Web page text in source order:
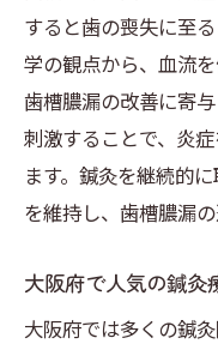
すると歯の喪失に至
学の観点から、血流
歯槽膿漏の改善に寄
刺激することで、炎
ます。鍼灸を継続的
を維持し、歯槽膿漏
大阪府で人気の鍼灸
大阪府では多くの鍼